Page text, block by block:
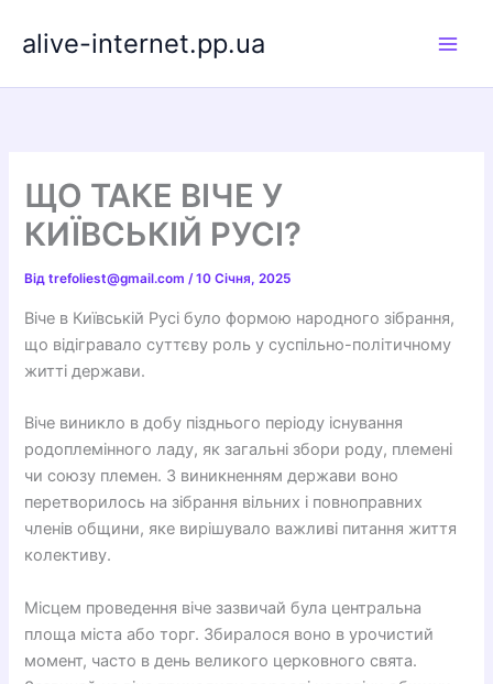
alive-internet.pp.ua
ЩО ТАКЕ ВІЧЕ У
КИЇВСЬКІЙ РУСІ?
Відtrefoliest@gmail.com/10 Січня, 2025
Віче в Київській Русі було формою народного зібрання,
що відігравало суттєву роль у суспільно-політичному
житті держави.
Віче виникло в добу пізднього періоду існування
родоплемінного ладу, як загальні збори роду, племені
чи союзу племен. З виникненням держави воно
перетворилось на зібрання вільних і повноправних
членів общини, яке вирішувало важливі питання життя
колективу.
Місцем проведення віче зазвичай була центральна
площа міста або торг. Збиралося воно в урочистий
момент, часто в день великого церковного свята.